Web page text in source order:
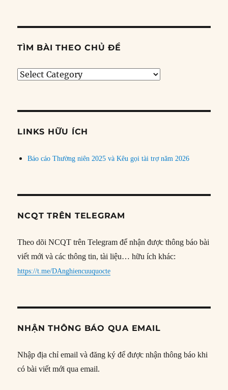
TÌM BÀI THEO CHỦ ĐỀ
Tìm
đề
LINKS HỮU ÍCH
Báo cáo Thường niên 2025 và Kêu gọi tài trợ năm 2026
NCQT TRÊN TELEGRAM
Theo dõi NCQT trên Telegram để nhận được thông báo bài
viết mới và các thông tin, tài liệu… hữu ích khác:
https://t.me/DAnghiencuuquocte
NHẬN THÔNG BÁO QUA EMAIL
Nhập địa chỉ email và đăng ký để được nhận thông báo khi
có bài viết mới qua email.